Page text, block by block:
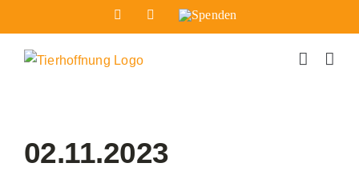
Inhalt
springen
FacebookInstagram
Spenden
02.11.2023